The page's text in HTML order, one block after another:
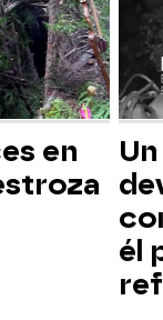
en
él